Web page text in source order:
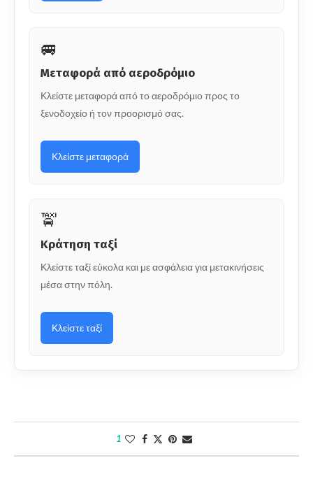
🚐
Μεταφορά από αεροδρόμιο
Κλείστε μεταφορά από το αεροδρόμιο προς το
ξενοδοχείο ή τον προορισμό σας.
Κλείστε μεταφορά
🚖
Κράτηση ταξί
Κλείστε ταξί εύκολα και με ασφάλεια για μετακινήσεις
μέσα στην πόλη.
Κλείστε ταξί
1